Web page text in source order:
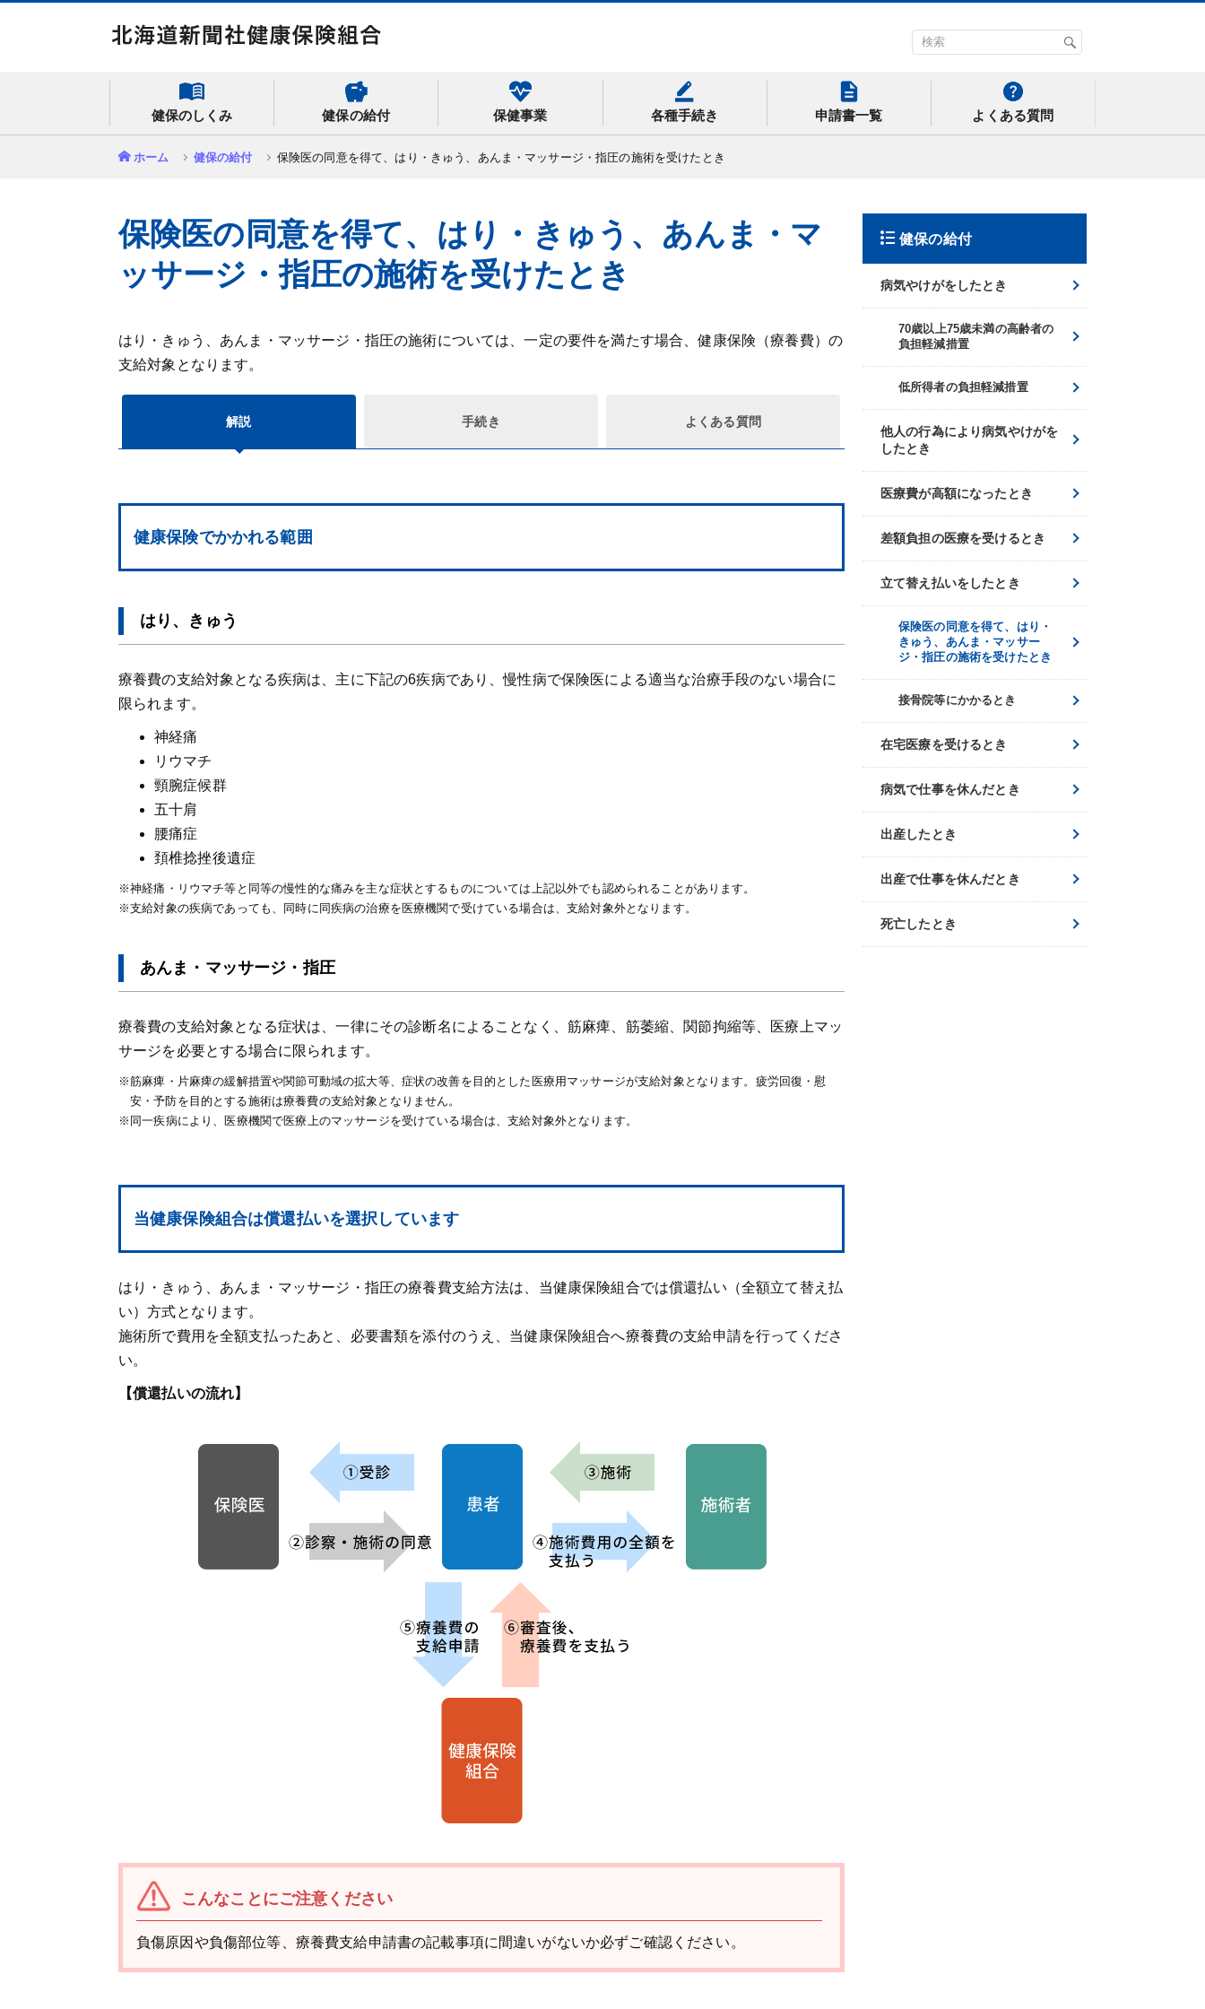
健保のしくみ 健保の給付 保健事業 各種手続き 申請書一覧 よくある質問
ホーム 健保の給付 保険医の同意を得て、はり・きゅう、あんま・マッサージ・指圧の施術を受けたとき
保険医の同意を得て、はり・きゅう、あんま・マ
ッサージ・指圧の施術を受けたとき
はり・きゅう、あんま・マッサージ・指圧の施術については、一定の要件を満たす場合、健康保険（療養費）の
支給対象となります。
解説 手続き よくある質問
健康保険でかかれる範囲
はり、きゅう
療養費の支給対象となる疾病は、主に下記の6疾病であり、慢性病で保険医による適当な治療手段のない場合に
限られます。
神経痛
リウマチ
頸腕症候群
五十肩
腰痛症
頚椎捻挫後遺症
※神経痛・リウマチ等と同等の慢性的な痛みを主な症状とするものについては上記以外でも認められることがあります。
※支給対象の疾病であっても、同時に同疾病の治療を医療機関で受けている場合は、支給対象外となります。
あんま・マッサージ・指圧
療養費の支給対象となる症状は、一律にその診断名によることなく、筋麻痺、筋萎縮、関節拘縮等、医療上マッ
サージを必要とする場合に限られます。
※筋麻痺・片麻痺の緩解措置や関節可動域の拡大等、症状の改善を目的とした医療用マッサージが支給対象となります。疲労回復・慰
安・予防を目的とする施術は療養費の支給対象となりません。
※同一疾病により、医療機関で医療上のマッサージを受けている場合は、支給対象外となります。
当健康保険組合は償還払いを選択しています
はり・きゅう、あんま・マッサージ・指圧の療養費支給方法は、当健康保険組合では償還払い（全額立て替え払
い）方式となります。
施術所で費用を全額支払ったあと、必要書類を添付のうえ、当健康保険組合へ療養費の支給申請を行ってくださ
い。
【償還払いの流れ】
こんなことにご注意ください
負傷原因や負傷部位等、療養費支給申請書の記載事項に間違いがないか必ずご確認ください。
健保の給付
病気やけがをしたとき
70歳以上75歳未満の高齢者の
負担軽減措置
低所得者の負担軽減措置
他人の行為により病気やけがを
したとき
医療費が高額になったとき
差額負担の医療を受けるとき
立て替え払いをしたとき
保険医の同意を得て、はり・
きゅう、あんま・マッサー
ジ・指圧の施術を受けたとき
接骨院等にかかるとき
在宅医療を受けるとき
病気で仕事を休んだとき
出産したとき
出産で仕事を休んだとき
死亡したとき